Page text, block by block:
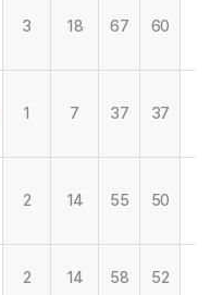
3 18 67 60
1 7 37 37
2 14 55 50
2 14 58 52